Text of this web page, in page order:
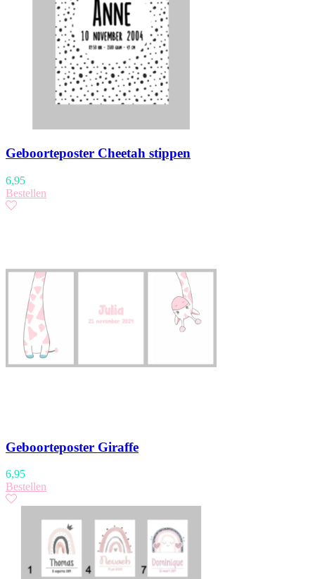
Geboorteposter Cheetah stippen
6,95
Bestellen
Geboorteposter Giraffe
6,95
Bestellen